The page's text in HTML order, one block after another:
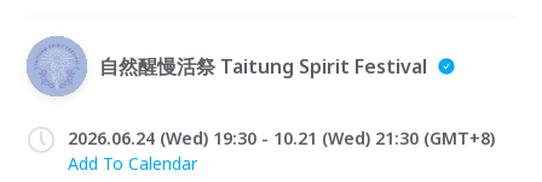
自然醒慢活祭 Taitung Spirit Festival
2026.06.24 (Wed) 19:30 - 10.21 (Wed) 21:30 (GMT+8)
Add To Calendar